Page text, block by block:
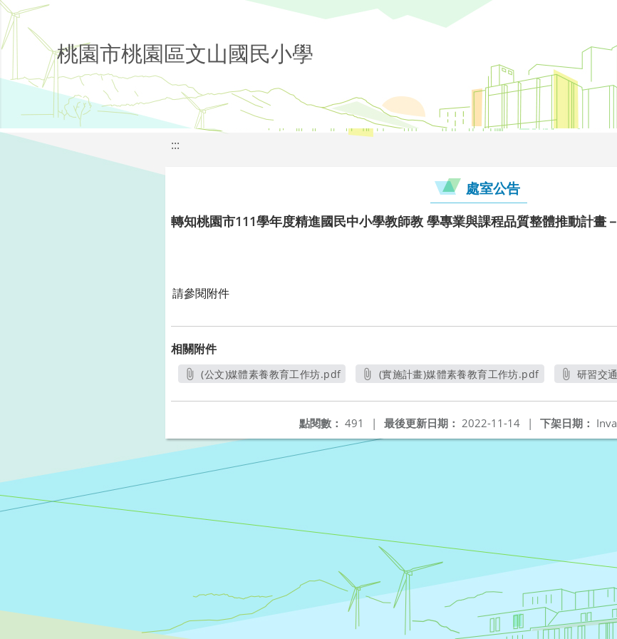
桃園市桃園區文山國民小學
:::
處室公告
轉知桃園市111學年度精進國民中小學教師教 學專業與課程品質整體推動計畫
請參閱附件
相關附件
(公文)媒體素養教育工作坊.pdf
(實施計畫)媒體素養教育工作坊.pdf
研習交
下架日期：
最後更新日期： 2022-11-14 |
點閱數： 491 |